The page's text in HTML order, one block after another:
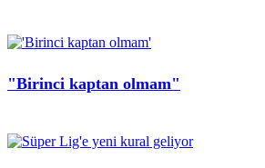
"Birinci kaptan olmam"